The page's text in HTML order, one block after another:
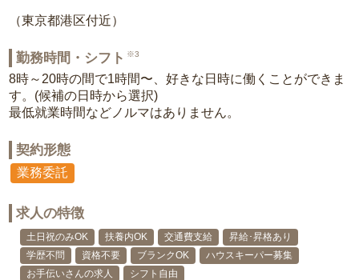
（東京都港区付近）
勤務時間・シフト ※3
8時～20時の間で1時間〜、好きな日時に働くことができま
す。(候補の日時から選択)
最低就業時間などノルマはありません。
契約形態
業務委託
求人の特徴
土日祝のみOK 扶養内OK 交通費支給
昇給･昇格あり
学歴不問
資格不要 ブランクOK
ハウスキーパー募集
お手伝いさんの求人
シフト自由